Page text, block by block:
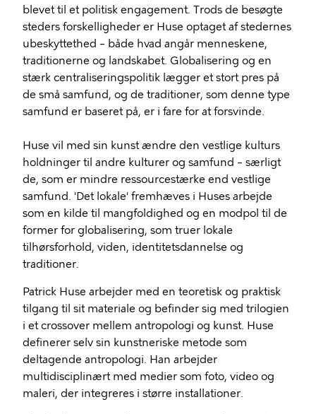
blevet til et politisk engagement. Trods de besøgte
steders forskelligheder er Huse optaget af stedernes
ubeskyttethed – både hvad angår menneskene,
traditionerne og landskabet. Globalisering og en
stærk centraliseringspolitik lægger et stort pres på
de små samfund, og de traditioner, som denne type
samfund er baseret på, er i fare for at forsvinde.
Huse vil med sin kunst ændre den vestlige kulturs
holdninger til andre kulturer og samfund – særligt
de, som er mindre ressourcestærke end vestlige
samfund. 'Det lokale' fremhæves i Huses arbejde
som en kilde til mangfoldighed og en modpol til de
former for globalisering, som truer lokale
tilhørsforhold, viden, identitetsdannelse og
traditioner.
Patrick Huse arbejder med en teoretisk og praktisk
tilgang til sit materiale og befinder sig med trilogien
i et crossover mellem antropologi og kunst. Huse
definerer selv sin kunstneriske metode som
deltagende antropologi. Han arbejder
multidisciplinært med medier som foto, video og
maleri, der integreres i større installationer.